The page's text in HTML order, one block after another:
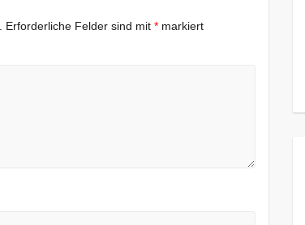
Erforderliche Felder sind mit* markiert